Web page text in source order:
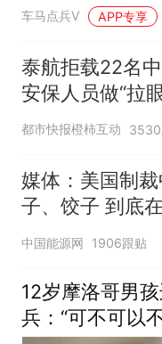
走，网友：为何
车马点兵V APP专享
泰航拒载22名
安保人员做“拉
作，泰国机场最
拒绝登机决定由
出；亲历者：曾
改签但没兑现
都市快报橙柿互动
媒体：美国制
子、饺子 到底
中国能源网 1906跟贴
12岁摩洛哥男
兵：“可不可以